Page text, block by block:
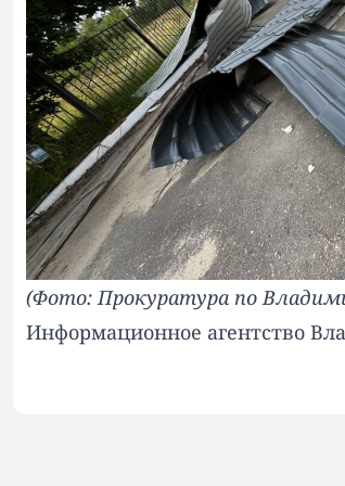
(Фото: Прокуратура по
Информационное агентство